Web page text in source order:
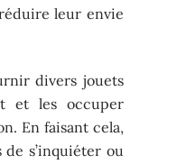
leur envie
divers jouets
et les occuper
En faisant cela,
s’inquiéter ou